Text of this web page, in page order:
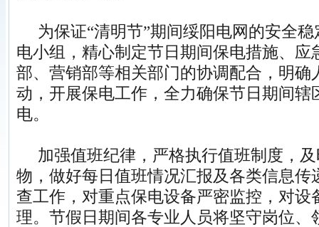
为保证“清明节”期间绥阳电网的安全稳
电小组，精心制定节日期间保电措施、应
部、营销部等相关部门的协调配合，明确
动，开展保电工作，全力确保节日期间辖
电。
加强值班纪律，严格执行值班制度，及
物，做好每日值班情况汇报及各类信息传
查工作，对重点保电设备严密监控，对设
理。节假日期间各专业人员将坚守岗位、